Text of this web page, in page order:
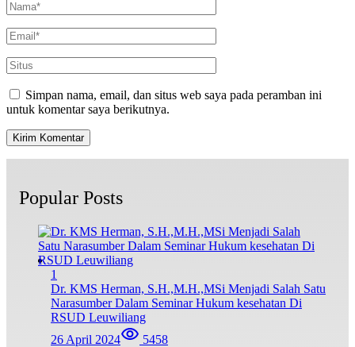
Simpan nama, email, dan situs web saya pada peramban ini
untuk komentar saya berikutnya.
Popular Posts
1
Dr. KMS Herman, S.H.,M.H.,MSi Menjadi Salah Satu
Narasumber Dalam Seminar Hukum kesehatan Di
RSUD Leuwiliang
26 April 2024
5458